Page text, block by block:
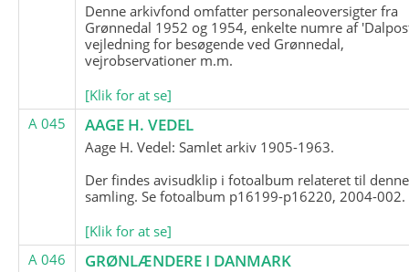
Denne arkivfond omfatter personaleoversigter fra
Grønnedal 1952 og 1954, enkelte numre af
vejledning for besøgende ved Grønnedal,
vejrobservationer m.m.
[Klik for at se]
A 045
AAGE H. VEDEL
Aage H. Vedel: Samlet arkiv 1905-1963.
Der findes avisudklip i fotoalbum relateret til denne
samling. Se fotoalbum p16199-p16220, 2004-002.
[Klik for at se]
A 046
GRØNLÆNDERE I DANMARK